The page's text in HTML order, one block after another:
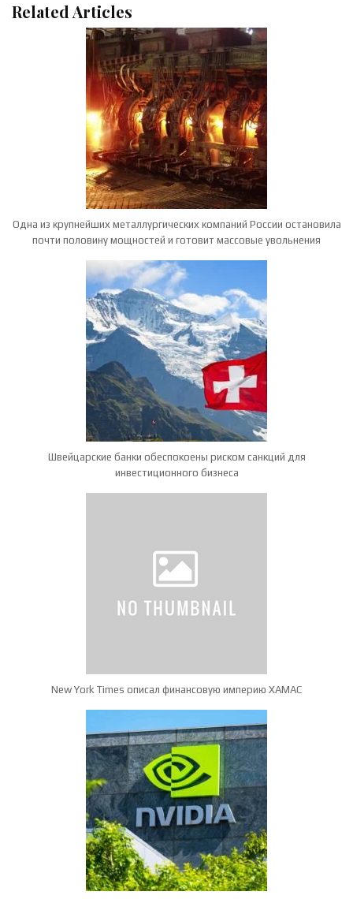
Related Articles
Одна из крупнейших металлургических компаний России остановила
почти половину мощностей и готовит массовые увольнения
Швейцарские банки обеспокоены риском санкций для
инвестиционного бизнеса
New York Times описал финансовую империю ХАМАС